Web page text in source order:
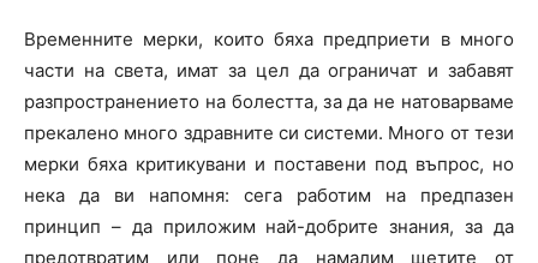
Временните мерки, които бяха предприети в много
части на света, имат за цел да ограничат и забавят
разпространението на болестта, за да не натоварваме
прекалено много здравните си системи. Много от тези
мерки бяха критикувани и поставени под въпрос, но
нека да ви напомня: сега работим на предпазен
принцип – да приложим най-добрите знания, за да
предотвратим или поне да намалим щетите от